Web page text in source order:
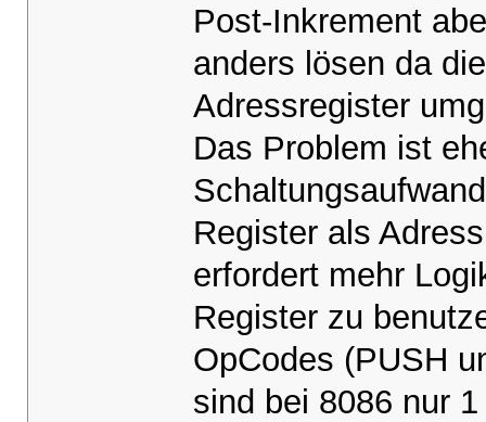
Post-Inkrement
anders lösen da
Adressregister
Das Problem ist
Register als
erfordert mehr
Register zu
OpCodes (PUSH
sind bei 8086 nur